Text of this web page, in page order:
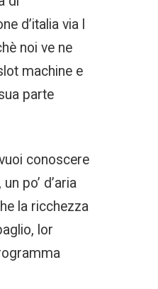
d’italia via l
noi ve ne
machine e
parte
conoscere
po’ d’aria
la ricchezza
lor